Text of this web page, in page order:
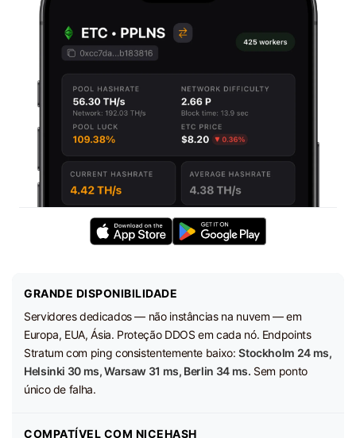
GRANDE DISPONIBILIDADE
Servidores dedicados — não instâncias na nuvem — em
Europa, EUA, Ásia. Proteção DDOS em cada nó. Endpoints
Stratum com ping consistentemente baixo:Stockholm 24 ms,
Helsinki 30 ms, Warsaw 31 ms, Berlin 34 ms. Sem ponto
único de falha.
COMPATÍVEL COM NICEHASH